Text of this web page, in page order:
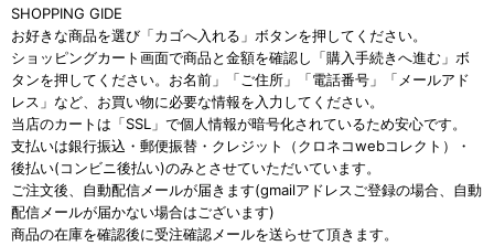
SHOPPING GIDE
お好きな商品を選び「カゴへ入れる」ボタンを押してください。
ショッピングカート画面で商品と金額を確認し「購入手続きへ進む」ボ
タンを押してください。お名前」「ご住所」「電話番号」「メールアド
レス」など、お買い物に必要な情報を入力してください。
当店のカートは「SSL」で個人情報が暗号化されているため安心です。
支払いは銀行振込・郵便振替・クレジット（クロネコwebコレクト）・
後払い(コンビニ後払い)のみとさせていただいています。
ご注文後、自動配信メールが届きます(gmailアドレスご登録の場合、自動
配信メールが届かない場合はございます)
商品の在庫を確認後に受注確認メールを送らせて頂きます。